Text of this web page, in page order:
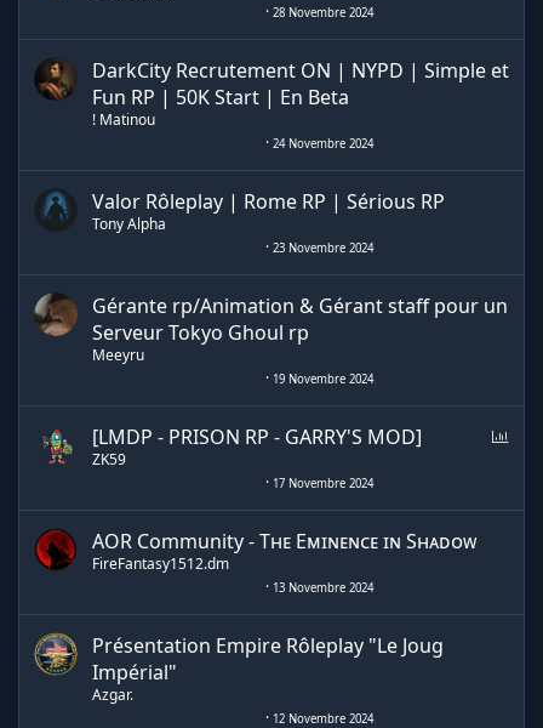
28 Novembre 2024
DarkCity Recrutement ON | NYPD | Simple et
Fun RP | 50K Start | En Beta
! Matinou
24 Novembre 2024
Valor Rôleplay | Rome RP | Sérious RP
Tony Alpha
23 Novembre 2024
Gérante rp/Animation & Gérant staff pour un
Serveur Tokyo Ghoul rp
Meeyru
19 Novembre 2024
d
[LMDP - PRISON RP - GARRY'S MOD]
ZK59
17 Novembre 2024
AOR Community - Tʜᴇ Eᴍɪɴᴇɴᴄᴇ ɪɴ Sʜᴀᴅᴏᴡ
FireFantasy1512.dm
13 Novembre 2024
Présentation Empire Rôleplay "Le Joug
Impérial"
Azgar.
12 Novembre 2024